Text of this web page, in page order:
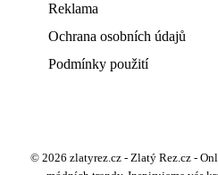
Reklama
Ochrana osobních údajů
Podmínky použití
© 2026 zlatyrez.cz - Zlatý Rez.cz -